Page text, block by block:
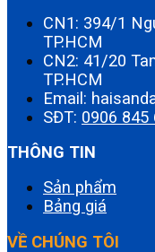
CN1: 394/1
TP.HCM
CN2: 41/20
TP.HCM
Email:
SĐT: 0906 845
THÔNG TIN
Sản phẩm
Bảng giá
VỀ CHÚNG TÔI